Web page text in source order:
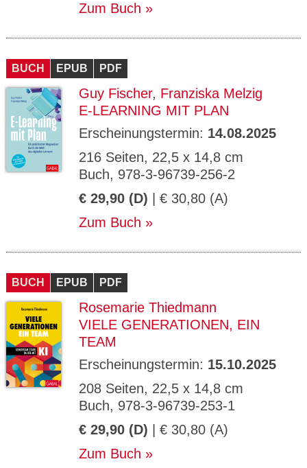
Zum Buch
BUCH EPUB PDF
Guy Fischer, Franziska Melzig
E-LEARNING MIT PLAN
Erscheinungstermin: 14.08.2025
216 Seiten, 22,5 x 14,8 cm
Buch, 978-3-96739-256-2
€ 29,90 (D) | € 30,80 (A)
Zum Buch
BUCH EPUB PDF
Rosemarie Thiedmann
VIELE GENERATIONEN, EIN
TEAM
Erscheinungstermin: 15.10.2025
208 Seiten, 22,5 x 14,8 cm
Buch, 978-3-96739-253-1
€ 29,90 (D) | € 30,80 (A)
Zum Buch